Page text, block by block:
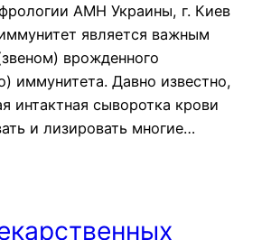
АМН Украины, г. Киев
является важным
врожденного
иммунитета. Давно известно,
интактная сыворотка крови
и лизировать многие…